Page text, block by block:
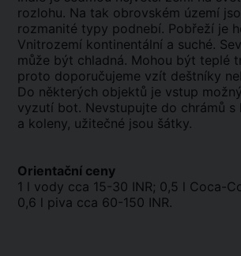
rozlohu. Na tak obrovském území
rozmanité typy podnebí. Pobřeží je
Vnitrozemí kontinentální a suché.
může být chladná. Mohou být teplé
proto doporučujeme vzít deštníky
Do některých objektů je vstup
vyzutí bot. Nevstupujte do chrámů s
a koleny, užitečné jsou šátky.
Orientační ceny
1 l vody cca 15-30 INR; 0,5 l Coca-
0,6 l piva cca 60-150 INR.